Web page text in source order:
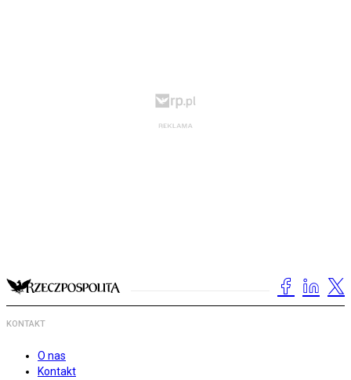
KONTAKT
O nas
Kontakt